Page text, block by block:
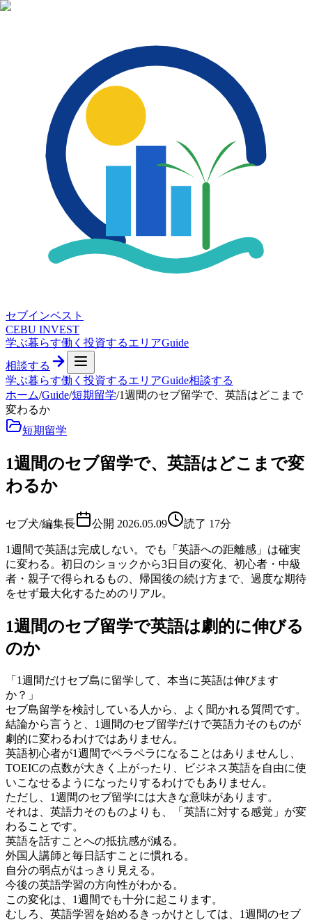
セブインベスト
CEBU INVEST
学ぶ暮らす働く 投資するエリアGuide
相談する
学ぶ暮らす働く 投資するエリアGuide相談する
ホーム/Guide/短期留学/1週間のセブ留学で、英語はどこまで
変わるか
短期留学
1週間のセブ留学で、英語はどこまで変
わるか
セブ犬/編集長 公開 2026.05.09 読了 17分
1週間で英語は完成しない。でも「英語への距離感」は確実
に変わる。初日のショックから3日目の変化、初心者・中級
者・親子で得られるもの、帰国後の続け方まで、過度な期待
をせず最大化するためのリアル。
1週間のセブ留学で英語は劇的に伸びる
のか
「1週間だけセブ島に留学して、本当に英語は伸びます
か？」
セブ島留学を検討している人から、よく聞かれる質問です。
結論から言うと、1週間のセブ留学だけで英語力そのものが
劇的に変わるわけではありません。
英語初心者が1週間でペラペラになることはありませんし、
TOEICの点数が大きく上がったり、ビジネス英語を自由に使
いこなせるようになったりするわけでもありません。
ただし、1週間のセブ留学には大きな意味があります。
それは、英語力そのものよりも、「英語に対する感覚」が変
わることです。
英語を話すことへの抵抗感が減る。
外国人講師と毎日話すことに慣れる。
自分の弱点がはっきり見える。
今後の英語学習の方向性がわかる。
この変化は、1週間でも十分に起こります。
むしろ、英語学習を始めるきっかけとしては、1週間のセブ